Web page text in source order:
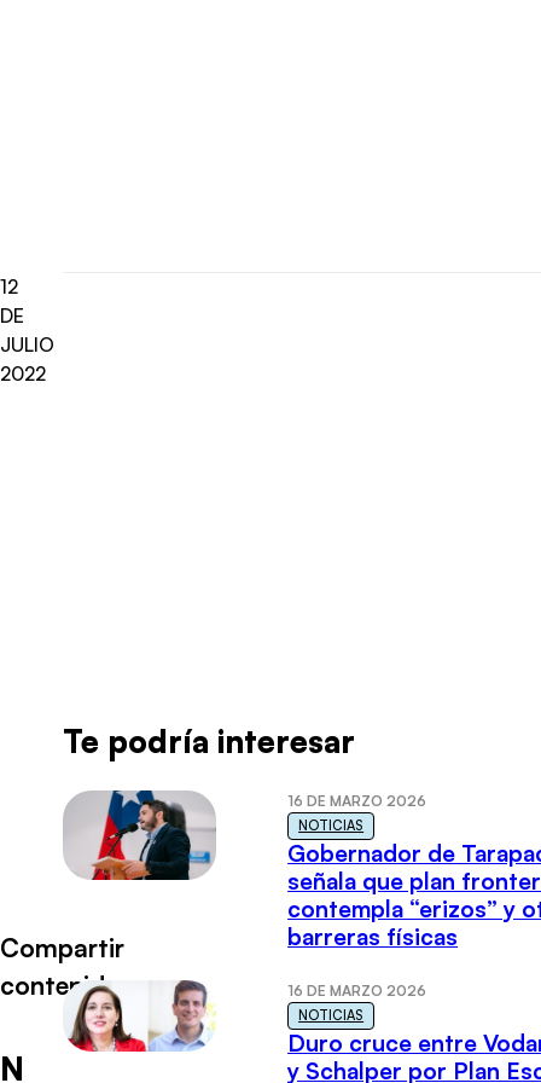
12
DE
JULIO
2022
Compartir
contenido
N
Te podría interesar
16 DE MARZO 2026
NOTICIAS
Gobernador de
señala que plan
contempla “erizos” y
barreras físicas
16 DE MARZO 2026
NOTICIAS
Duro cruce entre
y Schalper por Plan